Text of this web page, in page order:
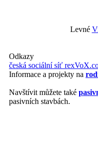
Levné
Odkazy
česká sociální síť
Informace a projekty na
Navštívit můžete také
pasivních stavbách.